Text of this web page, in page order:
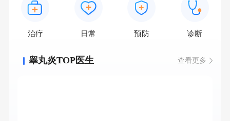
治疗 日常 预防 诊断
睾丸炎TOP医生 查看更多